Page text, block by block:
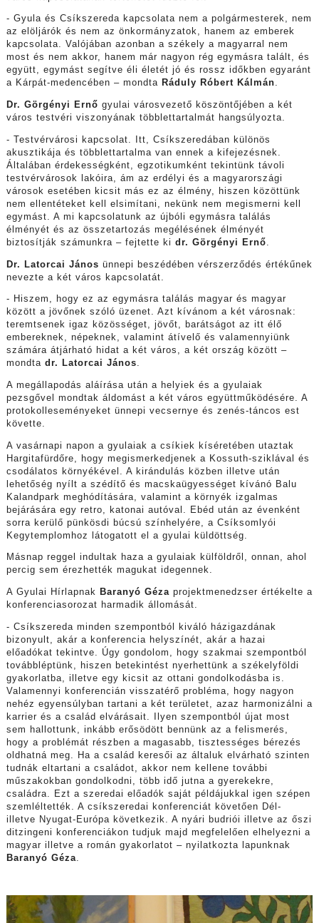
- Gyula és Csíkszereda kapcsolata nem a polgármesterek, nem
az elöljárók és nem az önkormányzatok, hanem az emberek
kapcsolata. Valójában azonban a székely a magyarral nem
most és nem akkor, hanem már nagyon rég egymásra talált, és
együtt, egymást segítve éli életét jó és rossz időkben egyaránt
a Kárpát-medencében – mondta Ráduly Róbert Kálmán.
Dr. Görgényi Ernő gyulai városvezető köszöntőjében a két
város testvéri viszonyának többlettartalmát hangsúlyozta.
- Testvérvárosi kapcsolat. Itt, Csíkszeredában különös
akusztikája és többlettartalma van ennek a kifejezésnek.
Általában érdekességként, egzotikumként tekintünk távoli
testvérvárosok lakóira, ám az erdélyi és a magyarországi
városok esetében kicsit más ez az élmény, hiszen közöttünk
nem ellentéteket kell elsimítani, nekünk nem megismerni kell
egymást. A mi kapcsolatunk az újbóli egymásra találás
élményét és az összetartozás megélésének élményét
biztosítják számunkra – fejtette ki dr. Görgényi Ernő.
Dr. Latorcai János ünnepi beszédében vérszerződés értékűnek
nevezte a két város kapcsolatát.
- Hiszem, hogy ez az egymásra találás magyar és magyar
között a jövőnek szóló üzenet. Azt kívánom a két városnak:
teremtsenek igaz közösséget, jövőt, barátságot az itt élő
embereknek, népeknek, valamint átívelő és valamennyiünk
számára átjárható hidat a két város, a két ország között –
mondta dr. Latorcai János.
A megállapodás aláírása után a helyiek és a gyulaiak
pezsgővel mondtak áldomást a két város együttműködésére. A
protokolleseményeket ünnepi vecsernye és zenés-táncos est
követte.
A vasárnapi napon a gyulaiak a csíkiek kíséretében utaztak
Hargitafürdőre, hogy megismerkedjenek a Kossuth-sziklával és
csodálatos környékével. A kirándulás közben illetve után
lehetőség nyílt a szédítő és macskaügyességet kívánó Balu
Kalandpark meghódítására, valamint a környék izgalmas
bejárására egy retro, katonai autóval. Ebéd után az évenként
sorra kerülő pünkösdi búcsú színhelyére, a Csíksomlyói
Kegytemplomhoz látogatott el a gyulai küldöttség.
Másnap reggel indultak haza a gyulaiak külföldről, onnan, ahol
percig sem érezhették magukat idegennek.
A Gyulai Hírlapnak Baranyó Gézaprojektmenedzser értékelte a
konferenciasorozat harmadik állomását.
- Csíkszereda minden szempontból kiváló házigazdának
bizonyult, akár a konferencia helyszínét, akár a hazai
előadókat tekintve. Úgy gondolom, hogy szakmai szempontból
továbbléptünk, hiszen betekintést nyerhettünk a székelyföldi
gyakorlatba, illetve egy kicsit az ottani gondolkodásba is.
Valamennyi konferencián visszatérő probléma, hogy nagyon
nehéz egyensúlyban tartani a két területet, azaz harmonizálni a
karrier és a család elvárásait. Ilyen szempontból újat most
sem hallottunk, inkább erősödött bennünk az a felismerés,
hogy a problémát részben a magasabb, tisztességes bérezés
oldhatná meg. Ha a család keresői az általuk elvárható szinten
tudnák eltartani a családot, akkor nem kellene további
műszakokban gondolkodni, több idő jutna a gyerekekre,
családra. Ezt a szeredai előadók saját példájukkal igen szépen
szemléltették. A csíkszeredai konferenciát követően Dél-
illetve Nyugat-Európa következik. A nyári budriói illetve az őszi
ditzingeni konferenciákon tudjuk majd megfelelően elhelyezni a
magyar illetve a román gyakorlatot – nyilatkozta lapunknak
Baranyó Géza